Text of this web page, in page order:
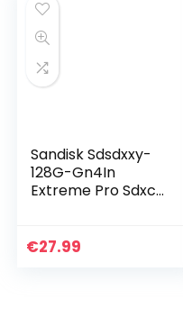
10/8.1/8/7/XP…
Sandisk Sdsdxxy-
128G-Gn4In
Extreme Pro Sdxc
€27.99